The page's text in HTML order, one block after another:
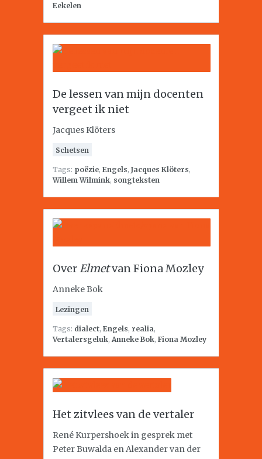
Eekelen
De lessen van mijn docenten
vergeet ik niet
Jacques Klöters
Schetsen
Tags: poëzie, Engels, Jacques Klöters,
Willem Wilmink, songteksten
OverElmetvan Fiona Mozley
Anneke Bok
Lezingen
Tags: dialect, Engels, realia,
Vertalersgeluk, Anneke Bok, Fiona Mozley
Het zitvlees van de vertaler
René Kurpershoek in gesprek met
Peter Buwalda en Alexander van der